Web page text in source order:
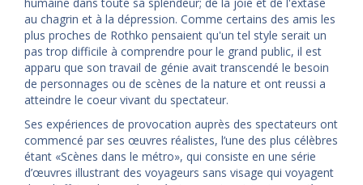
au chagrin et à la dépression. Comme certains des amis les
plus proches de Rothko pensaient qu'un tel style serait un
pas trop difficile à comprendre pour le grand public, il est
apparu que son travail de génie avait transcendé le besoin
de personnages ou de scènes de la nature et ont reussi a
atteindre le coeur vivant du spectateur.
Ses expériences de provocation auprès des spectateurs ont
commencé par ses œuvres réalistes, l’une des plus célèbres
étant «Scènes dans le métro», qui consiste en une série
d’œuvres illustrant des voyageurs sans visage qui voyagent